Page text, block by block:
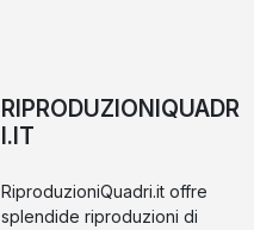
RIPRODUZIONIQUADR
I.IT
RiproduzioniQuadri.it offre
splendide riproduzioni di